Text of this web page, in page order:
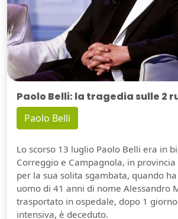
Paolo Belli: la tragedia sulle 2
Paolo Belli
Lo scorso 13 luglio Paolo Belli era in
Correggio e Campagnola, in provincia
per la sua solita sgambata, quando
uomo di 41 anni di nome Alessandro
trasportato in ospedale, dopo 1
intensiva, è deceduto.